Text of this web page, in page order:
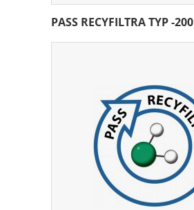
PASS RECYFILTRA TYP -200